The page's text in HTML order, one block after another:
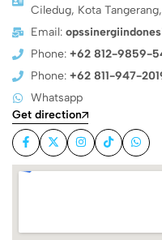
Ciledug, Kota
Email:
Phone: +62 812-9859-
Phone: +62 811-947-
Whatsapp
Get direction